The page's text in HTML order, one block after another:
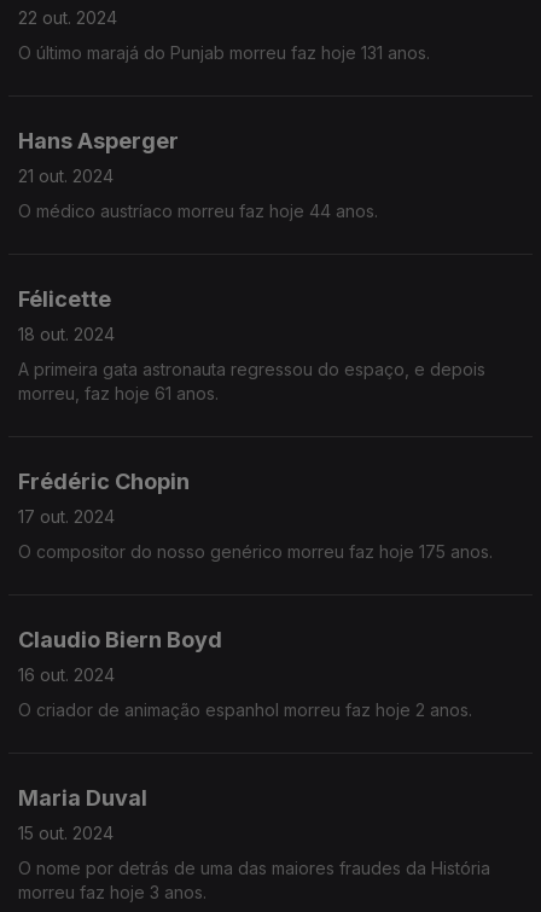
22 out. 2024
O último marajá do Punjab morreu faz hoje 131 anos.
Hans Asperger
21 out. 2024
O médico austríaco morreu faz hoje 44 anos.
Félicette
18 out. 2024
A primeira gata astronauta regressou do espaço, e depois
morreu, faz hoje 61 anos.
Frédéric Chopin
17 out. 2024
O compositor do nosso genérico morreu faz hoje 175 anos.
Claudio Biern Boyd
16 out. 2024
O criador de animação espanhol morreu faz hoje 2 anos.
Maria Duval
15 out. 2024
O nome por detrás de uma das maiores fraudes da História
morreu faz hoje 3 anos.